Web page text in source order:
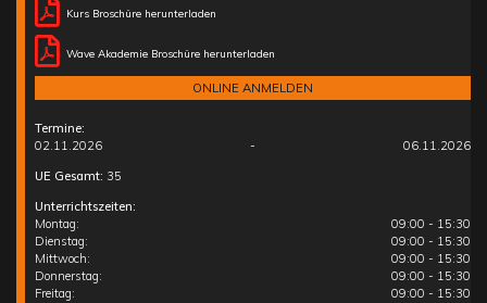
Kurs Broschüre herunterladen
Wave Akademie Broschüre herunterladen
ONLINE ANMELDEN
Termine:
02.11.2026
-
06.11.2026
UE Gesamt: 35
Unterrichtszeiten:
Montag:
09:00 - 15:30
Dienstag:
09:00 - 15:30
Mittwoch:
09:00 - 15:30
Donnerstag:
09:00 - 15:30
Freitag:
09:00 - 15:30